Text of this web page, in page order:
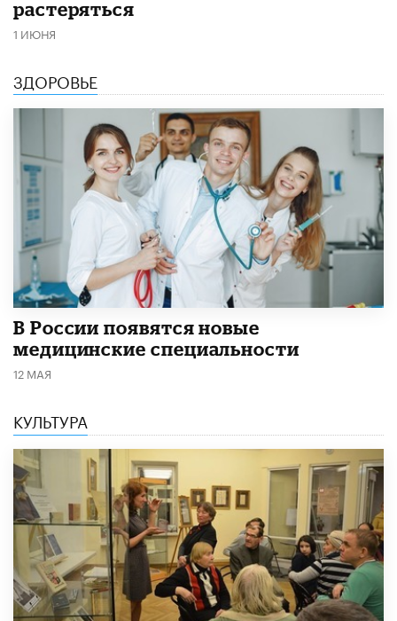
растеряться
1 ИЮНЯ
ЗДОРОВЬЕ
В России появятся новые
медицинские специальности
12 МАЯ
КУЛЬТУРА